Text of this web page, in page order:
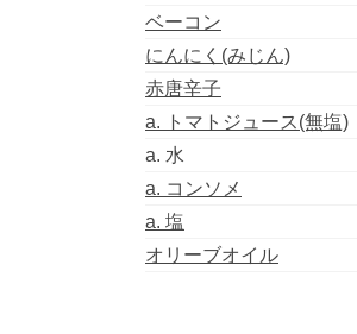
ベーコン
にんにく(みじん)
赤唐辛子
a. トマトジュース(無塩)
a. 水
a. コンソメ
a. 塩
オリーブオイル